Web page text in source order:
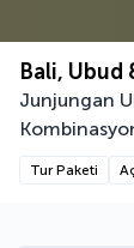
Bali, Ubud
Junjungan
Tur Paketi